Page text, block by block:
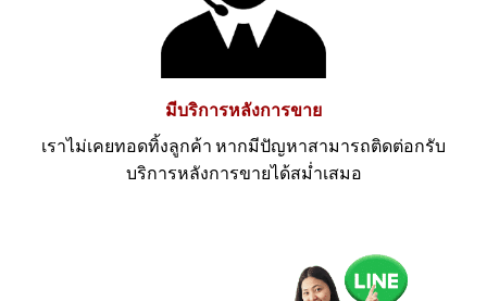
มีบริการหลังการขาย
เราไม่เคยทอดทิ้งลูกค้า หากมีปัญหาสามารถติดต่อกรับ
บริการหลังการขายได้สม่ำเสมอ